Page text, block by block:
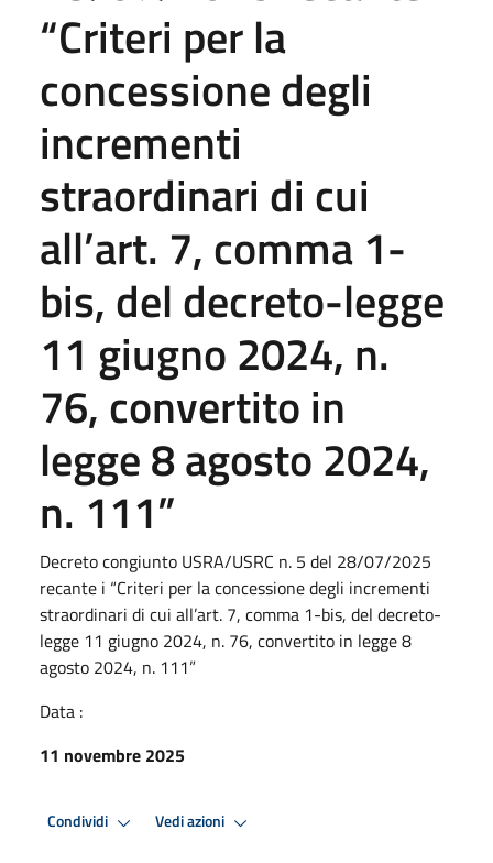
“Criteri per la
concessione degli
incrementi
straordinari di cui
all’art. 7, comma 1-
bis, del decreto-legge
11 giugno 2024, n.
76, convertito in
legge 8 agosto 2024,
n. 111”
Decreto congiunto USRA/USRC n. 5 del 28/07/2025
recante i “Criteri per la concessione degli incrementi
straordinari di cui all’art. 7, comma 1-bis, del decreto-
legge 11 giugno 2024, n. 76, convertito in legge 8
agosto 2024, n. 111”
Data :
11 novembre 2025
Condividi Vedi azioni